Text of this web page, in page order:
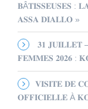
𝐁Â𝐓𝐈𝐒𝐒𝐄𝐔𝐒𝐄𝐒 :
𝐀𝐒𝐒𝐀 𝐃𝐈𝐀𝐋𝐋𝐎 »
𝟑𝟏
𝐅𝐄𝐌𝐌𝐄𝐒 𝟐𝟎𝟐𝟔 :
𝐕𝐈𝐒𝐈𝐓𝐄 𝐃𝐄
𝐎𝐅𝐅𝐈𝐂𝐈𝐄𝐋𝐋𝐄 À